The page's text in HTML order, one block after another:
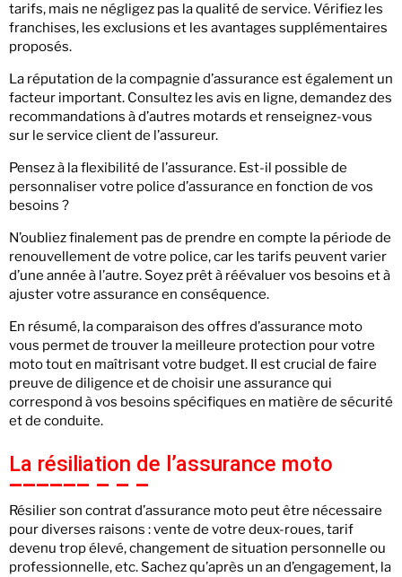
tarifs, mais ne négligez pas la qualité de service. Vérifiez les
franchises, les exclusions et les avantages supplémentaires
proposés.
La réputation de la compagnie d’assurance est également un
facteur important. Consultez les avis en ligne, demandez des
recommandations à d’autres motards et renseignez-vous
sur le service client de l’assureur.
Pensez à la flexibilité de l’assurance. Est-il possible de
personnaliser votre police d’assurance en fonction de vos
besoins ?
N’oubliez finalement pas de prendre en compte la période de
renouvellement de votre police, car les tarifs peuvent varier
d’une année à l’autre. Soyez prêt à réévaluer vos besoins et à
ajuster votre assurance en conséquence.
En résumé, la comparaison des offres d’assurance moto
vous permet de trouver la meilleure protection pour votre
moto tout en maîtrisant votre budget. Il est crucial de faire
preuve de diligence et de choisir une assurance qui
correspond à vos besoins spécifiques en matière de sécurité
et de conduite.
La résiliation de l’assurance moto
Résilier son contrat d’assurance moto peut être nécessaire
pour diverses raisons : vente de votre deux-roues, tarif
devenu trop élevé, changement de situation personnelle ou
professionnelle, etc. Sachez qu’après un an d’engagement, la